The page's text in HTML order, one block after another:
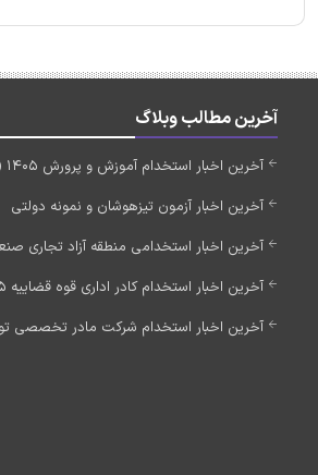
آخرین مطالب وبلاگ
آخرین اخبار استخدام آموزش و پرورش 1405 (به زودی)
آخرین اخبار آزمون تیزهوشان و نمونه دولتی
آخرین اخبار استخدامی منطقه آزاد تجاری صنعتی
آخرین اخبار استخدام کادر اداری قوه قضاییه 1405 (به زودی)
آخرین اخبار استخدام شرکت مادر تخصصی تولید نیروی